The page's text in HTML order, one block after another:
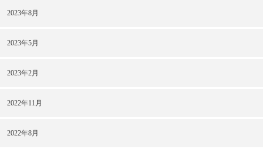
2023年8月
2023年5月
2023年2月
2022年11月
2022年8月